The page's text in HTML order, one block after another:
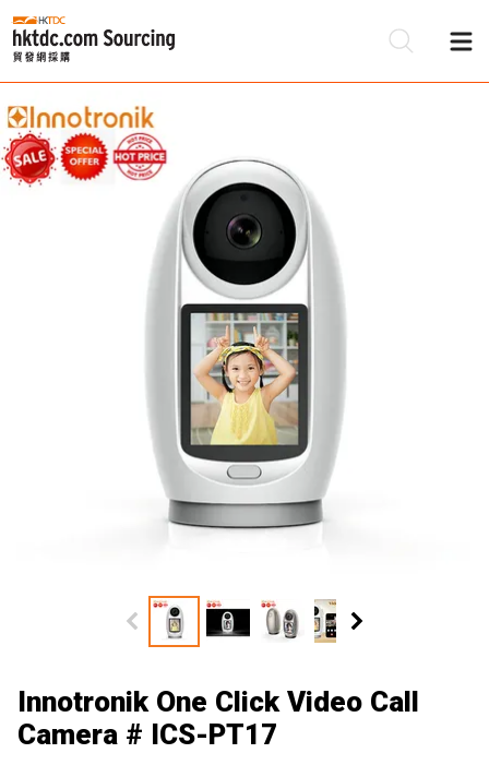
Innotronik One Click Video Call
Camera # ICS-PT17